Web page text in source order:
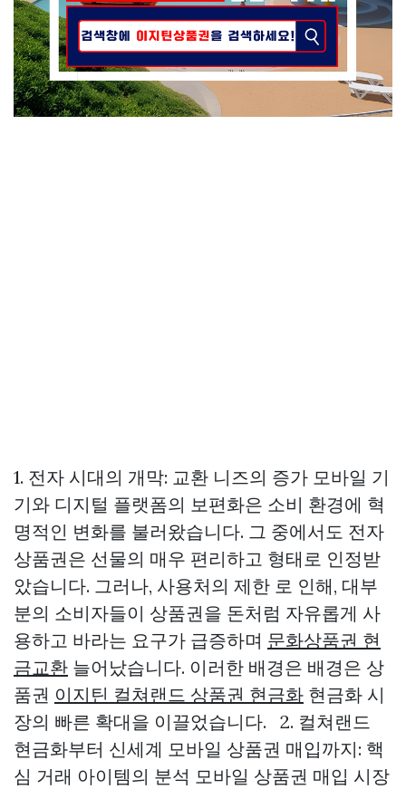
1. 전자 시대의 개막: 교환 니즈의 증가 모바일 기
기와 디지털 플랫폼의 보편화은 소비 환경에 혁
명적인 변화를 불러왔습니다. 그 중에서도 전자
상품권은 선물의 매우 편리하고 형태로 인정받
았습니다. 그러나, 사용처의 제한 로 인해, 대부
분의 소비자들이 상품권을 돈처럼 자유롭게 사
용하고 바라는 요구가 급증하며 문화상품권 현
금교환 늘어났습니다. 이러한 배경은 배경은 상
품권 이지틴 컬쳐랜드 상품권 현금화 현금화 시
장의 빠른 확대을 이끌었습니다. 2. 컬쳐랜드
현금화부터 신세계 모바일 상품권 매입까지: 핵
심 거래 아이템의 분석 모바일 상품권 매입 시장